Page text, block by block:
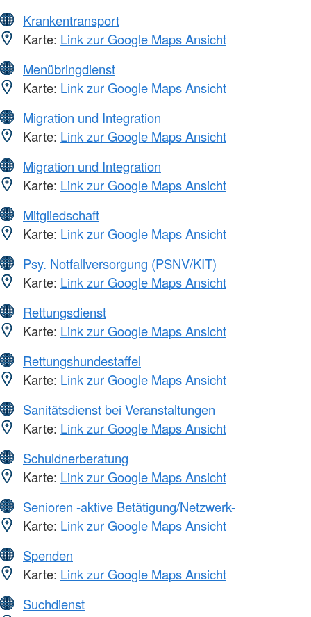
Krankentransport
Karte: Link zur Google Maps Ansicht
Menübringdienst
Karte: Link zur Google Maps Ansicht
Migration und Integration
Karte: Link zur Google Maps Ansicht
Migration und Integration
Karte: Link zur Google Maps Ansicht
Mitgliedschaft
Karte: Link zur Google Maps Ansicht
Psy. Notfallversorgung (PSNV/KIT)
Karte: Link zur Google Maps Ansicht
Rettungsdienst
Karte: Link zur Google Maps Ansicht
Rettungshundestaffel
Karte: Link zur Google Maps Ansicht
Sanitätsdienst bei Veranstaltungen
Karte: Link zur Google Maps Ansicht
Schuldnerberatung
Karte: Link zur Google Maps Ansicht
Senioren -aktive Betätigung/Netzwerk-
Karte: Link zur Google Maps Ansicht
Spenden
Karte: Link zur Google Maps Ansicht
Suchdienst